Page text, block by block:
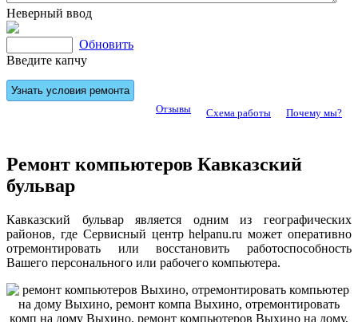
Неверный ввод
Обновить
Введите капчу
Отзывы Почему мы?
Схема работы
Ремонт компьютеров Кавказский
бульвар
Кавказский бульвар является одним из географических
районов, где Сервисный центр helpanu.ru может оперативно
отремонтировать или восстановить работоспособность
Вашего персонального или рабочего компьютера.